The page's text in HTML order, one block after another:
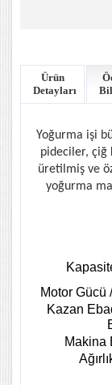
Ürün
Detayları
Yoğurma işi
pideciler, çiğ
üretilmiş ve
yoğurma
Motor Gücü
Kazan
Makina